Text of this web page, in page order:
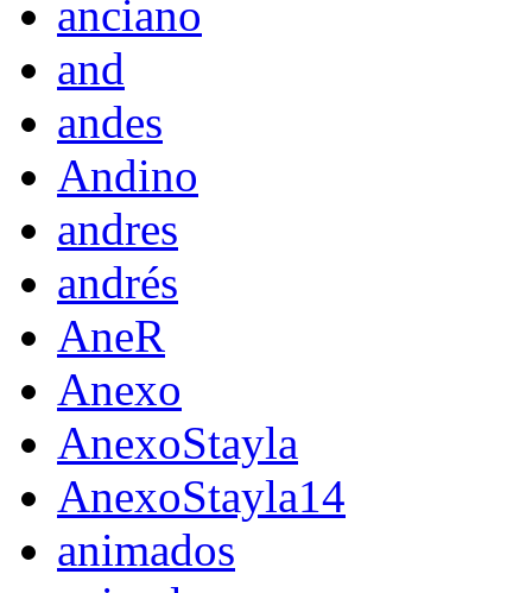
anciano
and
andes
Andino
andres
andrés
AneR
Anexo
AnexoStayla
AnexoStayla14
animados